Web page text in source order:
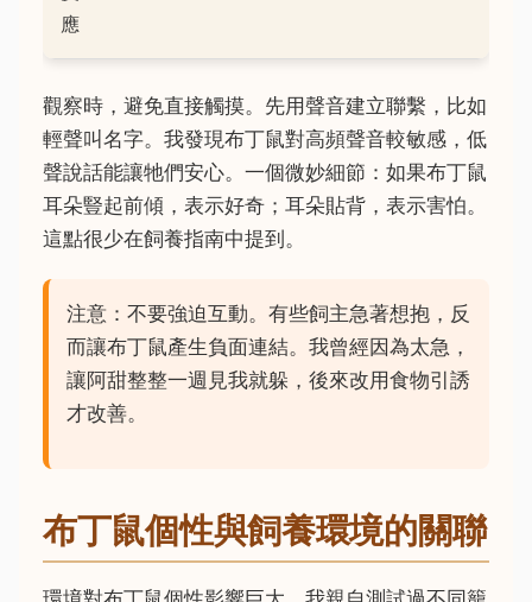
應
觀察時，避免直接觸摸。先用聲音建立聯繫，比如
輕聲叫名字。我發現布丁鼠對高頻聲音較敏感，低
聲說話能讓牠們安心。一個微妙細節：如果布丁鼠
耳朵豎起前傾，表示好奇；耳朵貼背，表示害怕。
這點很少在飼養指南中提到。
注意：不要強迫互動。有些飼主急著想抱，反
而讓布丁鼠產生負面連結。我曾經因為太急，
讓阿甜整整一週見我就躲，後來改用食物引誘
才改善。
布丁鼠個性與飼養環境的關聯